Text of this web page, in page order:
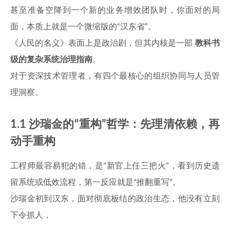
甚至准备空降到一个新的业务增效团队时，你面对的局
面，本质上就是一个微缩版的“汉东省”。
《人民的名义》表面上是政治剧，但其内核是一部 教科书
级的复杂系统治理指南。
对于资深技术管理者，有四个最核心的组织协同与人员管
理洞察。
1.1 沙瑞金的“重构”哲学：先理清依赖，再
动手重构
工程师最容易犯的错，是“新官上任三把火”，看到历史遗
留系统或低效流程，第一反应就是“推翻重写”。
沙瑞金初到汉东，面对彻底板结的政治生态，他没有立刻
下令抓人，